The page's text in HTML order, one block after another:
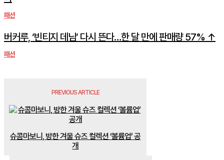
패션
버커루, ‘빈티지 데님’ 다시 뜬다…한 달 만에 판매량 57% ↑
패션
PREVIOUS ARTICLE
슈콤마보니, 방한 겨울 슈즈 컬렉션 ‘볼륨업’ 공
개